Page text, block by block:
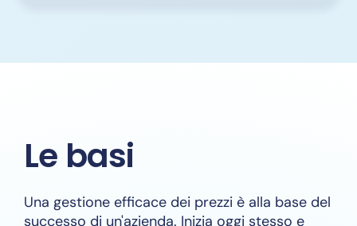
Le basi
Una gestione efficace dei prezzi è alla base del
successo di un'azienda. Inizia oggi stesso e